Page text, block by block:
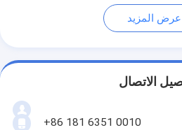
عرض المزيد
الاتصال
+86 181 6351 0010